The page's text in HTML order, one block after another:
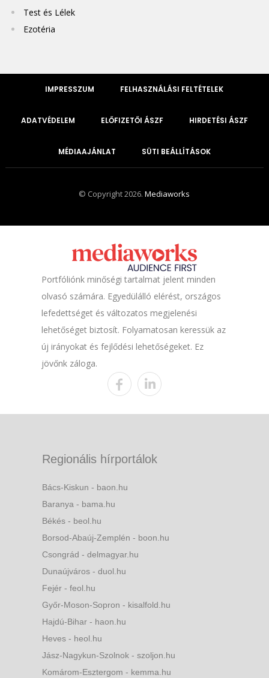
Test és Lélek
Ezotéria
IMPRESSZUM FELHASZNÁLÁSI FELTÉTELEK
ADATVÉDELEM ELŐFIZETŐI ÁSZF HIRDETÉSI ÁSZF
MÉDIAAJÁNLAT SÜTI BEÁLLÍTÁSOK
© Copyright 2026.Mediaworks
Portfóliónk minőségi tartalmat jelent minden
olvasó számára. Egyedülálló elérést, országos
lefedettséget és változatos megjelenési
lehetőséget biztosít. Folyamatosan keressük az
új irányokat és fejlődési lehetőségeket. Ez
jövőnk záloga.
Regionális hírportálok
Bács-Kiskun - baon.hu
Baranya - bama.hu
Békés - beol.hu
Borsod-Abaúj-Zemplén - boon.hu
Csongrád - delmagyar.hu
Dunaújváros - duol.hu
Fejér - feol.hu
Győr-Moson-Sopron - kisalfold.hu
Hajdú-Bihar - haon.hu
Heves - heol.hu
Jász-Nagykun-Szolnok - szoljon.hu
Komárom-Esztergom - kemma.hu